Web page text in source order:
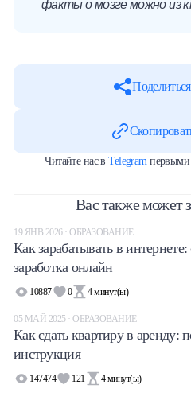
факты о мозге можно из
Читайте нас вTelegramпервыми
Вас также может
19 ЯНВ 2026 · ОБРАЗОВАНИЕ
Как зарабатывать в
заработка онлайн
10887 0 4минут(ы)
05 МАЙ 2025 · ОБРАЗОВАНИЕ
Как сдать квартиру в аренду:
инструкция
147474 121 4минут(ы)